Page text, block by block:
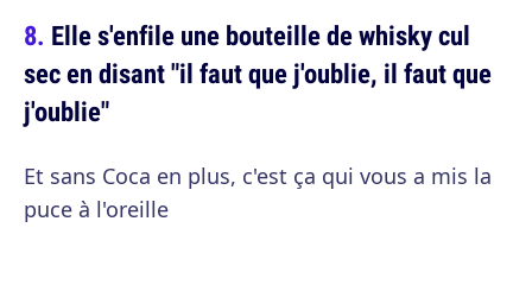
Elle s'enfile une bouteille de whisky cul
sec en disant "il faut que j'oublie, il faut que
j'oublie"
Et sans Coca en plus, c'est ça qui vous a mis la
puce à l'oreille